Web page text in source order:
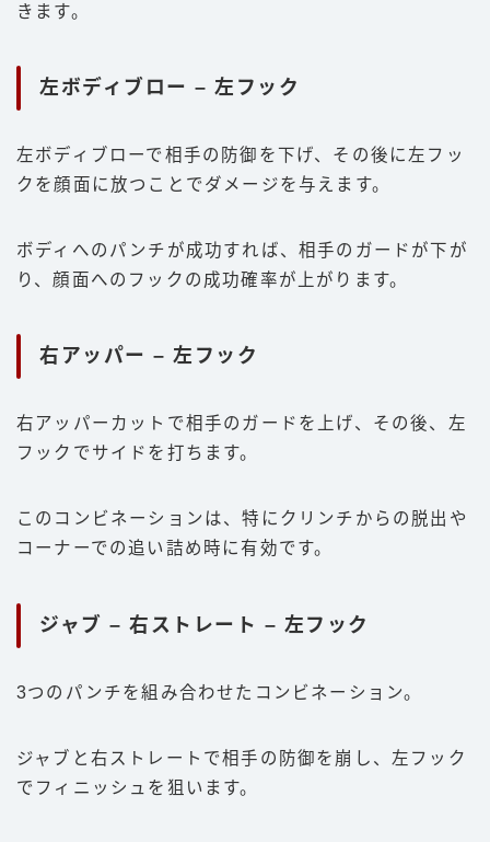
きます。
左ボディブロー – 左フック
左ボディブローで相手の防御を下げ、その後に左フッ
クを顔面に放つことでダメージを与えます。
ボディへのパンチが成功すれば、相手のガードが下が
り、顔面へのフックの成功確率が上がります。
右アッパー – 左フック
右アッパーカットで相手のガードを上げ、その後、左
フックでサイドを打ちます。
このコンビネーションは、特にクリンチからの脱出や
コーナーでの追い詰め時に有効です。
ジャブ – 右ストレート – 左フック
3つのパンチを組み合わせたコンビネーション。
ジャブと右ストレートで相手の防御を崩し、左フック
でフィニッシュを狙います。